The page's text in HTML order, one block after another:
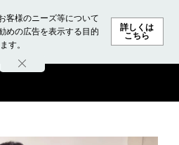
客様のニーズ等について
めの広告を表示する目的
す。
詳しくは
こちら
ンキング ファッション ビューテ